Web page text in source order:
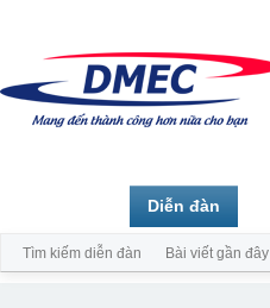
Diễn đàn
Tìm kiếm diễn đàn Bài viết gần đây